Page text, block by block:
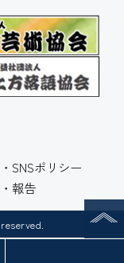
SNSポリシー
報告